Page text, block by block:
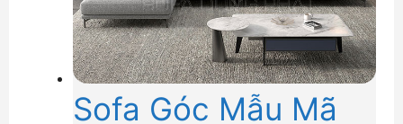
Sofa Góc Mẫu Mã